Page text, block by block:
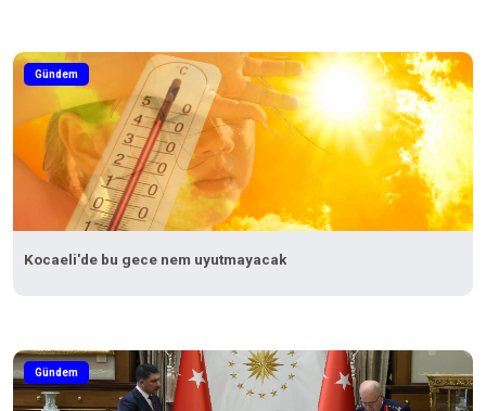
Gündem
Kocaeli'de bu gece nem uyutmayacak
Gündem